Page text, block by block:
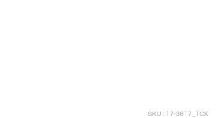
SKU : 17-3617_TCX